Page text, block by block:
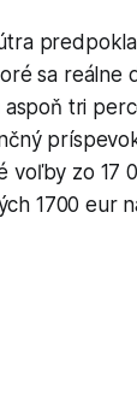
sa reálne
tri
voľby zo 17
1700 eur